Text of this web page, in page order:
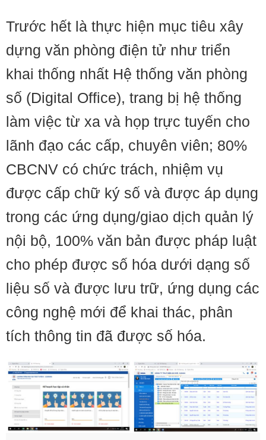
Trước hết là thực hiện mục tiêu xây
dựng văn phòng điện tử như triển
khai thống nhất Hệ thống văn phòng
số (Digital Office), trang bị hệ thống
làm việc từ xa và họp trực tuyến cho
lãnh đạo các cấp, chuyên viên; 80%
CBCNV có chức trách, nhiệm vụ
được cấp chữ ký số và được áp dụng
trong các ứng dụng/giao dịch quản lý
nội bộ, 100% văn bản được pháp luật
cho phép được số hóa dưới dạng số
liệu số và được lưu trữ, ứng dụng các
công nghệ mới để khai thác, phân
tích thông tin đã được số hóa.